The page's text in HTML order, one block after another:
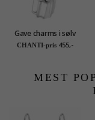
Gave charms i sølv
CHANTI-pris 455,-
MEST